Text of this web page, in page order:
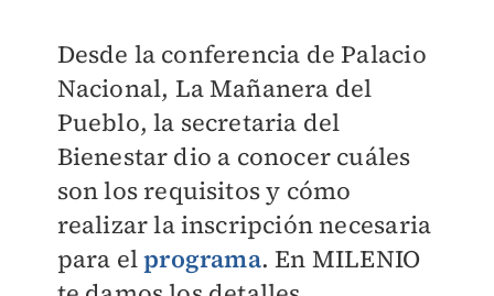
Desde la conferencia de Palacio
Nacional, La Mañanera del
Pueblo, la secretaria del
Bienestar dio a conocer cuáles
son los requisitos y cómo
realizar la inscripción necesaria
para elprograma. En MILENIO